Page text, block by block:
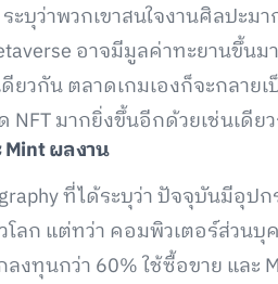
ะบุว่าพวกเขาสนใจงานศิลปะม
อาจมีมูลค่าทะยานขึ้นม
ยวกัน ตลาดเกมเองก็จะกลาย
มากยิ่งขึ้นอีกด้วยเช่นเดีย
ผลงาน
ที่ได้ระบุว่า ปัจจุบันมีอุ
ลก แต่ทว่า คอมพิวเตอร์ส่วนบุ
งทุนกว่า 60% ใช้ซื้อขาย และ